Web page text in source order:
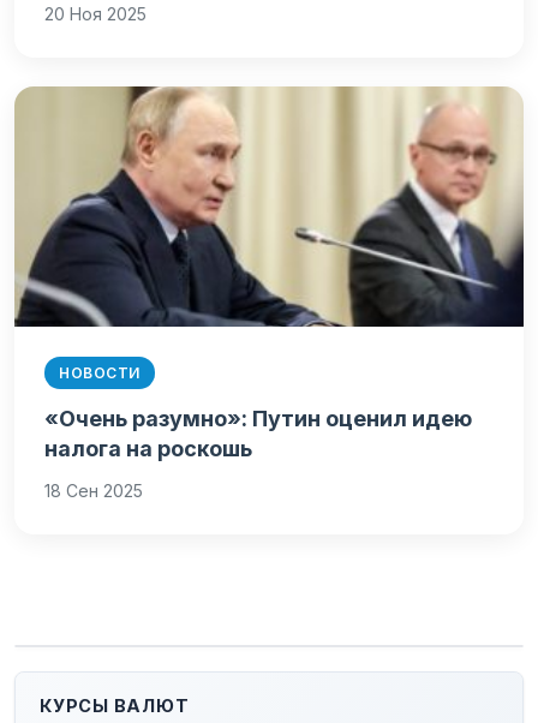
20 Ноя 2025
НОВОСТИ
«Очень разумно»: Путин оценил идею
налога на роскошь
18 Сен 2025
КУРСЫ ВАЛЮТ